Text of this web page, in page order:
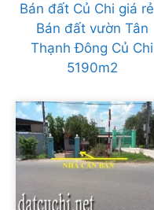
Bán đất Củ Chi giá
Bán đất vườn Tân
Thạnh Đông Củ Chi
5190m2